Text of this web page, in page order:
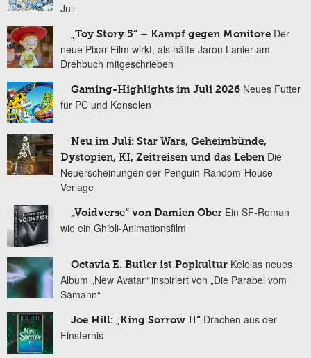
Juli
„Toy Story 5“ – Kampf gegen Monitore Der
neue Pixar-Film wirkt, als hätte Jaron Lanier am
Drehbuch mitgeschrieben
Gaming-Highlights im Juli 2026 Neues Futter
für PC und Konsolen
Neu im Juli: Star Wars, Geheimbünde,
Dystopien, KI, Zeitreisen und das Leben Die
Neuerscheinungen der Penguin-Random-House-
Verlage
„Voidverse“ von Damien Ober Ein SF-Roman
wie ein Ghibli-Animationsfilm
Octavia E. Butler ist Popkultur Kelelas neues
Album „New Avatar“ inspiriert von „Die Parabel vom
Sämann“
Joe Hill: „King Sorrow II“ Drachen aus der
Finsternis